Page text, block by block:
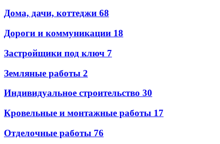
Дома, дачи, коттеджи 68
Дороги и коммуникации 18
Застройщики под ключ 7
Земляные работы 2
Индивидуальное строительство 30
Кровельные и монтажные работы 17
Отделочные работы 76